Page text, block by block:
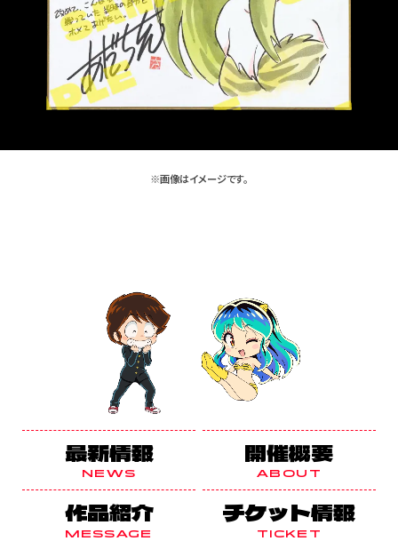
※画像はイメージです。
最新情報
NEWS
開催概要
ABOUT
作品紹介
MESSAGE
チケット情報
TICKET